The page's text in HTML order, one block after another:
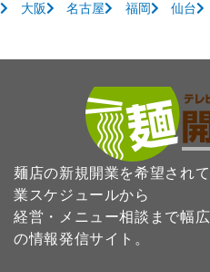
大阪 名古屋 福岡 仙台
麺店の新規開業を希望され
業スケジュールから
経営・メニュー相談まで幅
の情報発信サイト。